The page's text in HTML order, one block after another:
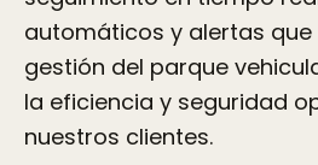
automáticos y alertas
gestión del parque
la eficiencia y seguridad
nuestros clientes.